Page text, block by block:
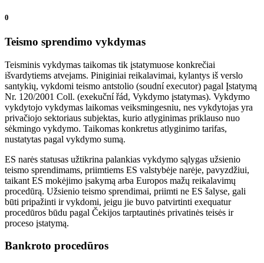
0
Teismo sprendimo vykdymas
Teisminis vykdymas taikomas tik įstatymuose konkrečiai
išvardytiems atvejams. Piniginiai reikalavimai, kylantys iš verslo
santykių, vykdomi teismo antstolio (soudní executor) pagal Įstatymą
Nr. 120/2001 Coll. (exekuční řád, Vykdymo įstatymas). Vykdymo
vykdytojo vykdymas laikomas veiksmingesniu, nes vykdytojas yra
privačiojo sektoriaus subjektas, kurio atlyginimas priklauso nuo
sėkmingo vykdymo. Taikomas konkretus atlyginimo tarifas,
nustatytas pagal vykdymo sumą.
ES narės statusas užtikrina palankias vykdymo sąlygas užsienio
teismo sprendimams, priimtiems ES valstybėje narėje, pavyzdžiui,
taikant ES mokėjimo įsakymą arba Europos mažų reikalavimų
procedūrą. Užsienio teismo sprendimai, priimti ne ES šalyse, gali
būti pripažinti ir vykdomi, jeigu jie buvo patvirtinti exequatur
procedūros būdu pagal Čekijos tarptautinės privatinės teisės ir
proceso įstatymą.
Bankroto procedūros